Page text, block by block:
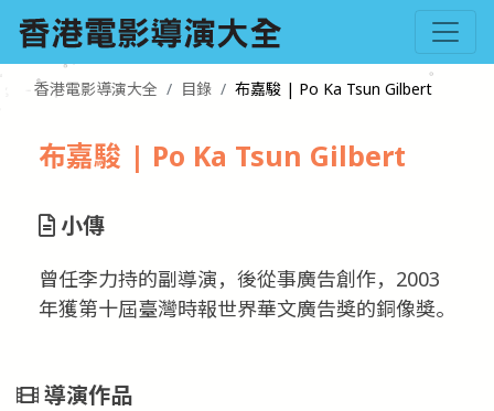
香港電影導演大全 目錄 布嘉駿 | Po Ka Tsun Gilbert
布嘉駿 | Po Ka Tsun Gilbert
小傳
曾任李力持的副導演，後從事廣告創作，2003
年獲第十屆臺灣時報世界華文廣告獎的銅像獎。
導演作品